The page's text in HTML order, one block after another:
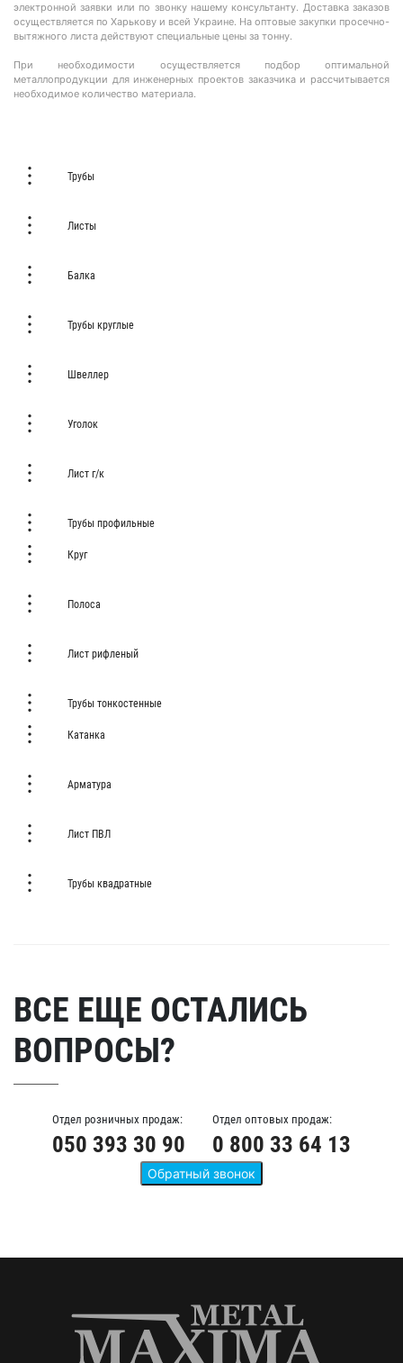
электронной заявки или по звонку нашему консультанту. Доставка заказов
осуществляется по Харькову и всей Украине. На оптовые закупки просечно-
вытяжного листа действуют специальные цены за тонну.
При необходимости осуществляется подбор оптимальной
металлопродукции для инженерных проектов заказчика и рассчитывается
необходимое количество материала.
Трубы
Листы
Балка
Трубы круглые
Швеллер
Уголок
Лист г/к
Трубы профильные
Круг
Полоса
Лист рифленый
Трубы тонкостенные
Катанка
Арматура
Лист ПВЛ
Трубы квадратные
ВСЕ ЕЩЕ ОСТАЛИСЬ
ВОПРОСЫ?
Отдел розничных продаж:
050 393 30 90
Отдел оптовых продаж:
0 800 33 64 13